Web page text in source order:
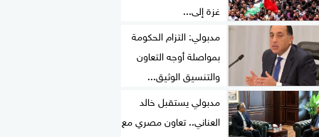
غزة إلى...
مدبولي: التزام الحكومة
بمواصلة أوجه التعاون
والتنسيق الوثيق...
مدبولي يستقبل خالد
العناني.. تعاون مصري مع